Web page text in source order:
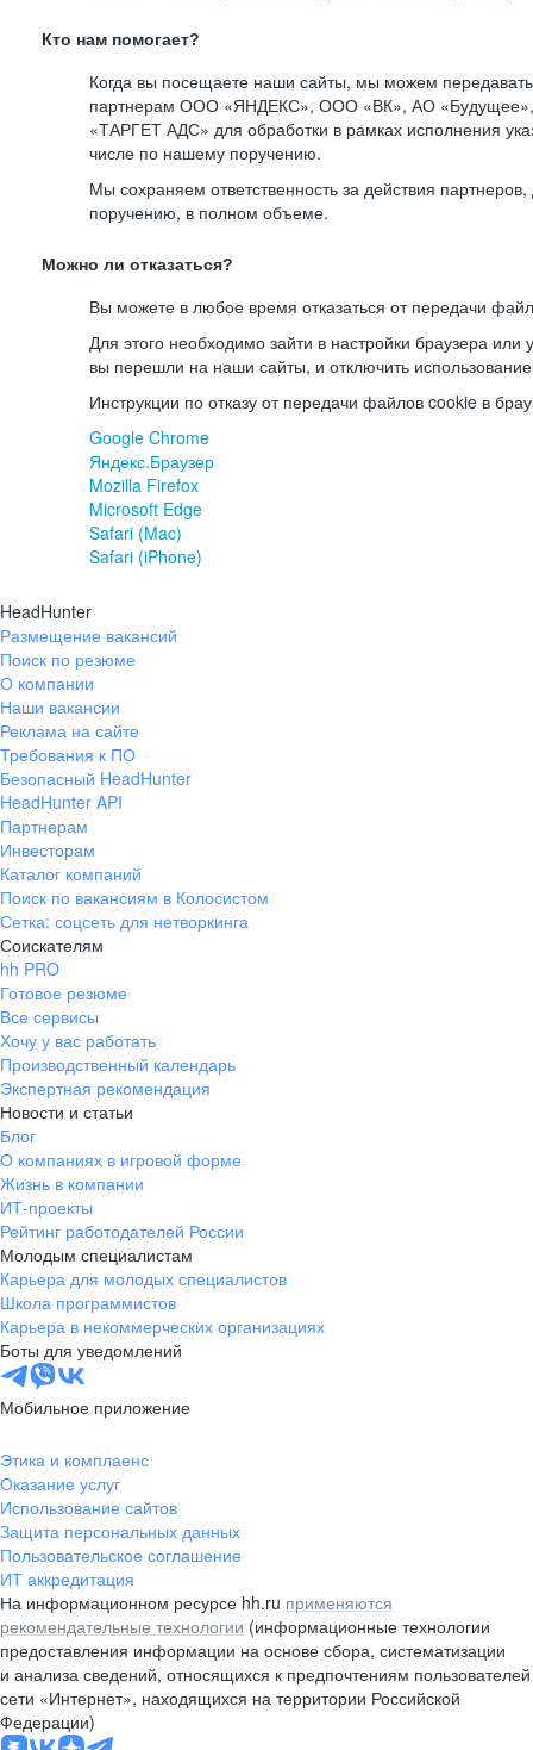
Кто нам помогает?
Когда вы посещаете наши сайты, мы можем
партнерам ООО «ЯНДЕКС», ООО «ВК», АО
«ТАРГЕТ АДС» для обработки в рамках исполнения
числе по нашему поручению.
Мы сохраняем ответственность за действия
поручению, в полном объеме.
Можно ли отказаться?
Вы можете в любое время отказаться от передачи
Для этого необходимо зайти в настройки браузера или
вы перешли на наши сайты, и отключить
Инструкции по отказу от передачи файлов cookie в
Google Chrome
Яндекс.Браузер
Mozilla Firefox
Microsoft Edge
Safari (Mac)
Safari (iPhone)
HeadHunter
Размещение вакансий
Поиск по резюме
О компании
Наши вакансии
Реклама на сайте
Требования к ПО
Безопасный HeadHunter
HeadHunter API
Партнерам
Инвесторам
Каталог компаний
Поиск по вакансиям в Колосистом
Сетка: соцсеть для нетворкинга
Соискателям
hh PRO
Готовое резюме
Все сервисы
Хочу у вас работать
Производственный календарь
Экспертная рекомендация
Новости и статьи
Блог
О компаниях в игровой форме
Жизнь в компании
ИТ-проекты
Рейтинг работодателей России
Молодым специалистам
Карьера для молодых специалистов
Школа программистов
Карьера в некоммерческих организациях
Боты для уведомлений
Мобильное приложение
Этика и комплаенс
Оказание услуг
Использование сайтов
Защита персональных данных
Пользовательское соглашение
ИТ аккредитация
На информационном ресурсе hh.ru применяются
рекомендательные технологии (информационные технологии
предоставления информации на основе сбора, систематизации
и анализа сведений, относящихся к предпочтениям пользователей
сети «Интернет», находящихся на территории Российской
Федерации)